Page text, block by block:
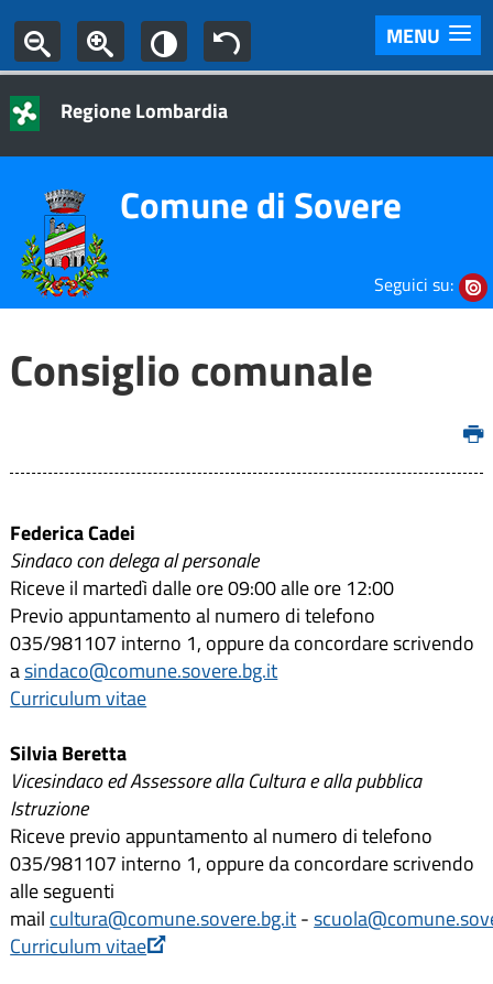
MENU
Regione Lombardia
Comune di Sovere
Seguici su:
Consiglio comunale
Federica Cadei
Sindaco con delega al personale
Riceve il martedì dalle ore 09:00 alle ore 12:00
Previo appuntamento al numero di telefono
035/981107 interno 1, oppure da concordare scrivendo
asindaco@comune.sovere.bg.it
Curriculum vitae
Silvia Beretta
Vicesindaco ed Assessore alla Cultura e alla pubblica
Istruzione
Riceve previo appuntamento al numero di telefono
035/981107 interno 1, oppure da concordare scrivendo
alle seguenti
mail cultura@comune.sovere.bg.it-
Curriculum vitae